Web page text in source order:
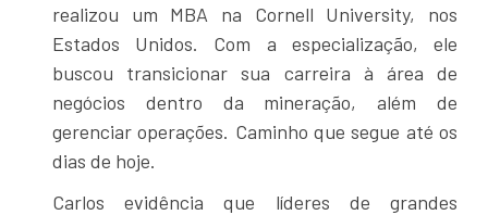
realizou um MBA na Cornell University, nos
Estados Unidos. Com a especialização, ele
buscou transicionar sua carreira à área de
negócios dentro da mineração, além de
gerenciar operações. Caminho que segue até os
dias de hoje.
Carlos evidência que líderes de grandes